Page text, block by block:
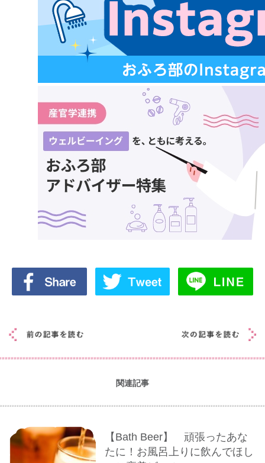
関連記事
【Bath Beer】 頑張ったあな
たに！お風呂上りに飲んでほし